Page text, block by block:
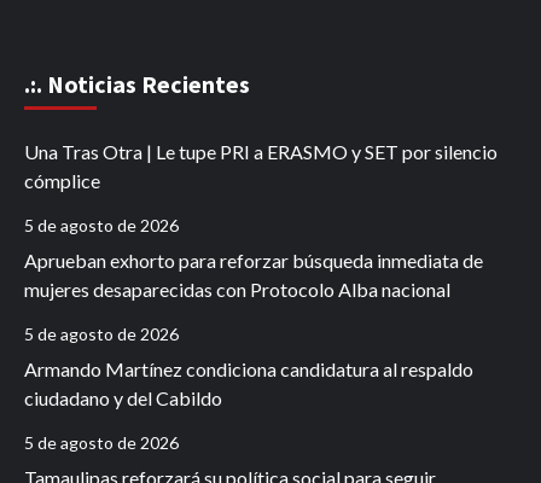
.:. Noticias Recientes
Una Tras Otra | Le tupe PRI a ERASMO y SET por silencio
cómplice
5 de agosto de 2026
Aprueban exhorto para reforzar búsqueda inmediata de
mujeres desaparecidas con Protocolo Alba nacional
5 de agosto de 2026
Armando Martínez condiciona candidatura al respaldo
ciudadano y del Cabildo
5 de agosto de 2026
Tamaulipas reforzará su política social para seguir